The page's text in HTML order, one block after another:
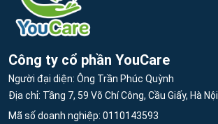
Công ty cổ phần YouCare
Người đại diện: Ông Trần Phúc Quỳnh
Địa chỉ: Tầng 7, 59 Võ Chí Công, Cầu Giấy, Hà Nội
Mã số doanh nghiệp: 0110143593